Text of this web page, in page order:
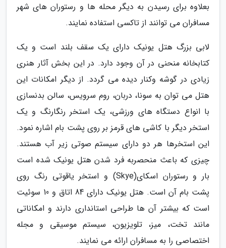
بعلاوه برای رسیدن به دیگر محله ها و رستوران های شهر
مسافران می توانند از تاکسی استفاده نمایند.
لابی بزرگ هتل یونیک دارای یک سقف بلند است و یک
کتابخانه منحنی در آن وجود دارد. در این بخش آثار هنری
زیادی در گوشه وکنار دیده می گردد. از دیگر امکانات این
هتل می توان به سونا، دربان، روم سرویس، سالن بدنسازی
با انواع دستگاه های ورزشی، یک استخر رنگارنگ و یک
استخر دیگر با کاشی های قرمز بر روی پشت بام اشاره نمود.
این استخرها هر دو دارای سیستم صوتی زیر آب هستند.
چیزی که باعث منحصربه فرد شدن هتل یونیک شده است
بار و رستوران اسکای(Skye) و استخر یاقوتی رنگ روی
پشت بام آن است. هتل یونیک دارای 84 اتاق و 10 سوئیت
است که بیشتر آن ها طراحی استانداری دارند و امکاناتی
مانند تخت، میز، تلویزیون، سیستم موسیقی و مجله
اختصاصی را به مسافران ارائه می نمایند.